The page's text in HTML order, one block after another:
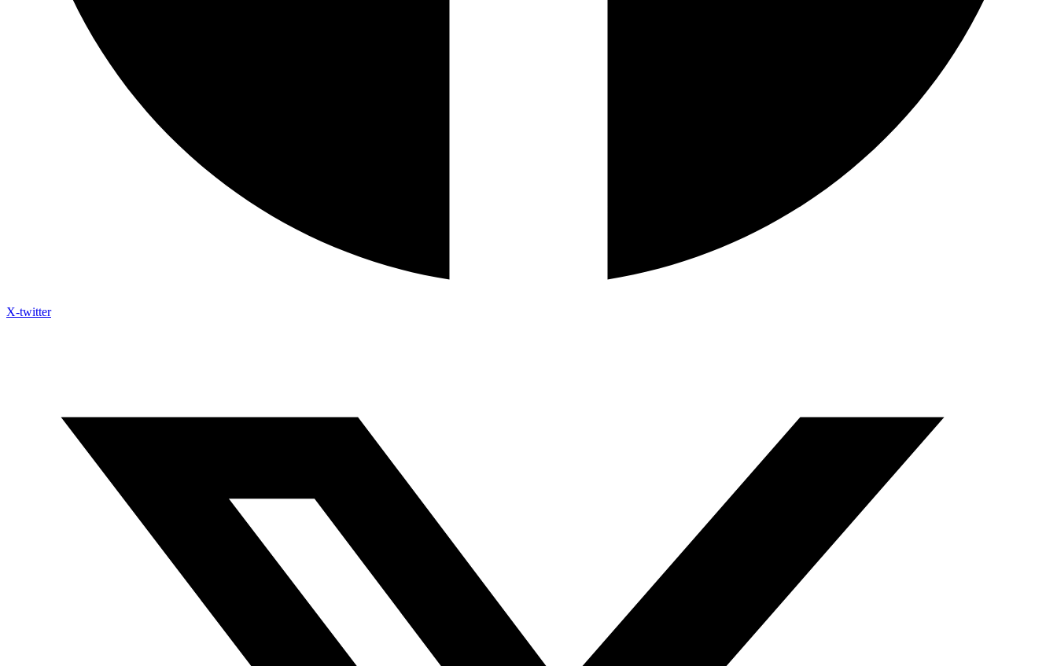
X-twitter